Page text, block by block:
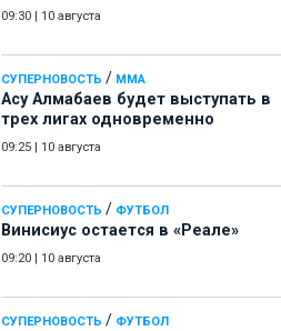
09:30 10 августа
СУПЕРНОВОСТЬ / ММА
Асу Алмабаев будет выступать в
трех лигах одновременно
09:25 10 августа
СУПЕРНОВОСТЬ / ФУТБОЛ
Винисиус остается в «Реале»
09:20 10 августа
СУПЕРНОВОСТЬ / ФУТБОЛ